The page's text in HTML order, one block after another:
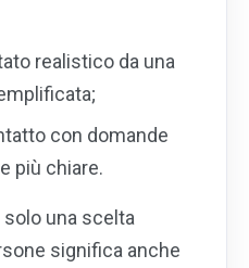
realistico da una
con domande
più chiare.
solo una scelta
significa anche